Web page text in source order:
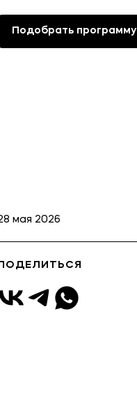
Подобрать программу
мая 2026